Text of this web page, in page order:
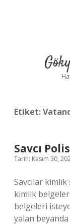
Etiket:
Savcı
Tarih: Kasım 30,
Savcılar
kimlik
belgeleri
yalan